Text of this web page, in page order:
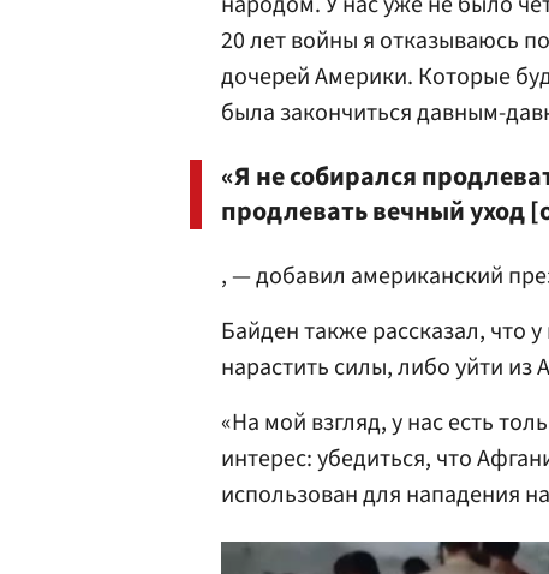
20 лет войны я отказываюсь
дочерей Америки. Которые
была закончиться давным-
«Я не собирался
продлевать вечный уход
, — добавил американский
Байден также рассказал, что
нарастить силы, либо уйти
«На мой взгляд, у нас есть
интерес: убедиться, что
использован для нападения